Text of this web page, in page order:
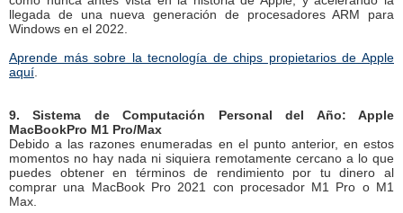
llegada de una nueva generación de procesadores ARM para
Windows en el 2022.
Aprende más sobre la tecnología de chips propietarios de Apple
aquí
9. Sistema de Computación Personal del Año: Apple
MacBookPro M1 Pro/Max
Debido a las razones enumeradas en el punto anterior, en estos
momentos no hay nada ni siquiera remotamente cercano a lo que
puedes obtener en términos de rendimiento por tu dinero al
comprar una MacBook Pro 2021 con procesador M1 Pro o M1
Max.